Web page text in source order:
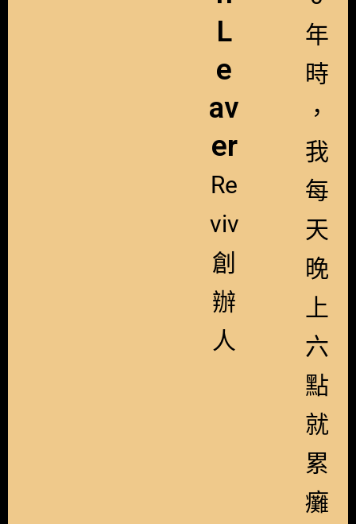
L
e
av
er
Re
viv
創
辦
人
年
時
，
我
每
天
晚
上
六
點
就
累
癱